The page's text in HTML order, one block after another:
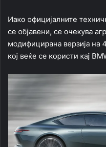
Иако официјалните
се објавени, се очекува
модифицирана верзија на
кој веќе се користи кај